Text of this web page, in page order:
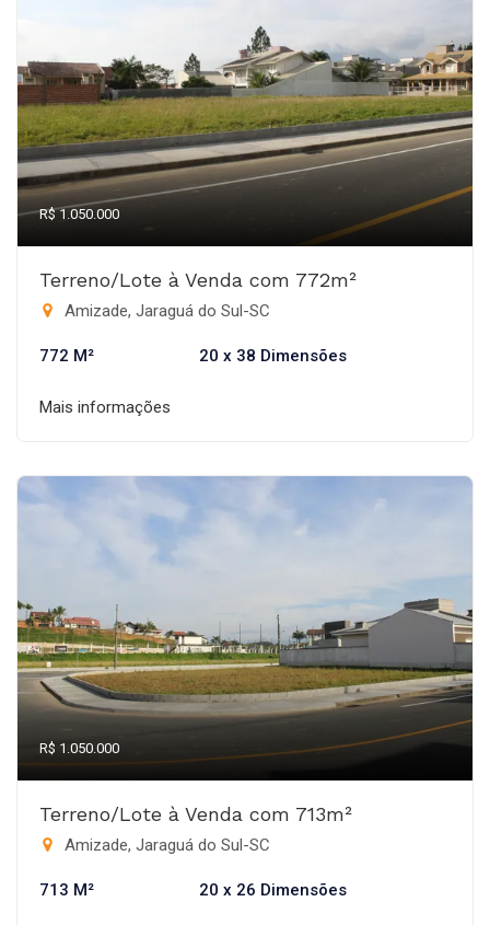
R$ 1.050.000
Terreno/Lote à Venda com 772m²
Amizade, Jaraguá do Sul-SC
772 M² 20 x 38 Dimensões
Mais informações
R$ 1.050.000
Terreno/Lote à Venda com 713m²
Amizade, Jaraguá do Sul-SC
713 M² 20 x 26 Dimensões